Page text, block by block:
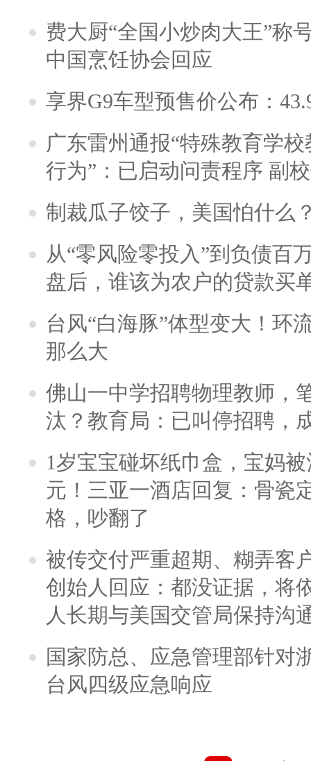
费大厨“全国小炒肉大王”称
中国烹饪协会回应
享界G9车型预售价公布：
广东雷州通报“特殊教育学
行为”：已启动问责程序 副
制裁瓜子饺子，美国怕什么
从“零风险零投入”到负债百
盘后，谁该为农户的贷款买
台风“白海豚”体型变大！环
那么大
佛山一中学招聘物理教师，
汰？教育局：已叫停招聘，
1岁宝宝碰坏纸巾盒，宝妈
元！三亚一酒店回复：骨瓷
格，吵翻了
被传交付严重超期、糊弄客
创始人回应：都没证据，将
人长期与美国交管局保持沟
国家防总、应急管理部针对
台风四级应急响应